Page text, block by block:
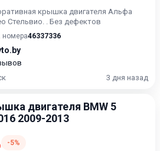
крышка двигателя Альфа
Стельвио. . Без дефектов
номера46337336
3 дня назад
двигателя BMW 5
2009-2013
-5%